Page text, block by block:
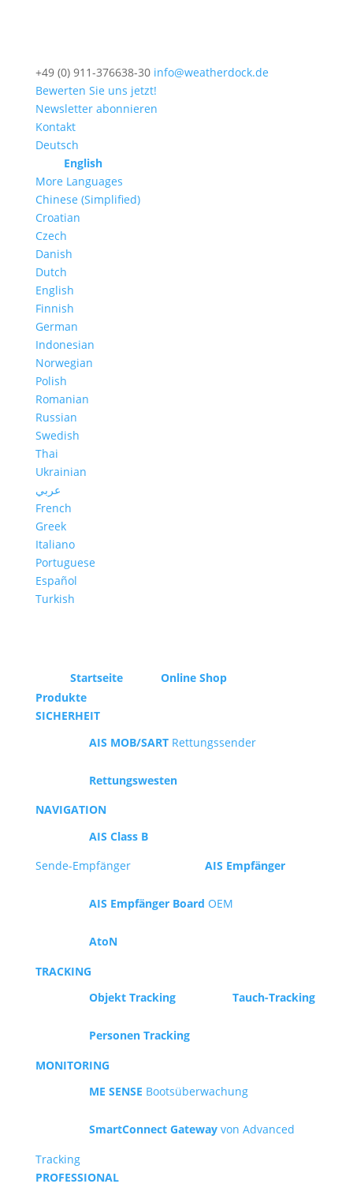
+49 (0) 911-376638-30 info@weatherdock.de
Bewerten Sie uns jetzt!
Newsletter abonnieren
Kontakt
Deutsch
English
More Languages
Chinese (Simplified)
Croatian
Czech
Danish
Dutch
English
Finnish
German
Indonesian
Norwegian
Polish
Romanian
Russian
Swedish
Thai
Ukrainian
عربي
French
Greek
Italiano
Portuguese
Español
Turkish
Startseite
Online Shop
Produkte
SICHERHEIT
AIS MOB/SARTRettungssender
Rettungswesten
NAVIGATION
AIS Class B
Sende-Empfänger
AIS Empfänger
AIS Empfänger Board OEM
AtoN
TRACKING
Objekt Tracking
Tauch-Tracking
Personen Tracking
MONITORING
ME SENSE Bootsüberwachung
SmartConnect Gatewayvon Advanced
Tracking
PROFESSIONAL